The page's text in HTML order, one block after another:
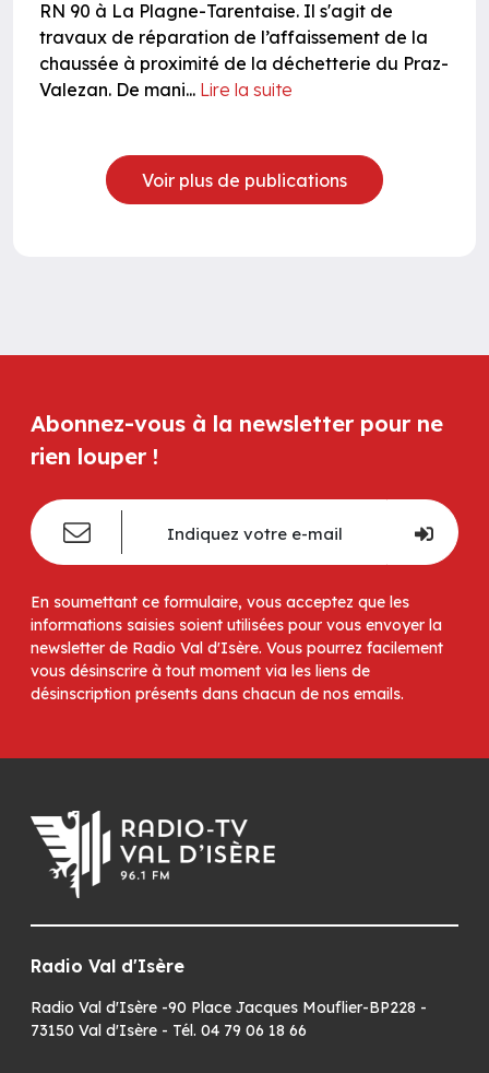
RN 90 à La Plagne-Tarentaise. Il s'agit de
travaux de réparation de l’affaissement de la
chaussée à proximité de la déchetterie du Praz-
Valezan. De mani... Lire la suite
Voir plus de publications
Abonnez-vous à la newsletter pour ne
rien louper !
En soumettant ce formulaire, vous acceptez que les
informations saisies soient utilisées pour vous envoyer la
newsletter de Radio Val d'Isère. Vous pourrez facilement
vous désinscrire à tout moment via les liens de
désinscription présents dans chacun de nos emails.
Radio Val d'Isère
Radio Val d'Isère -90 Place Jacques Mouflier-BP228 -
73150 Val d'Isère - Tél. 04 79 06 18 66